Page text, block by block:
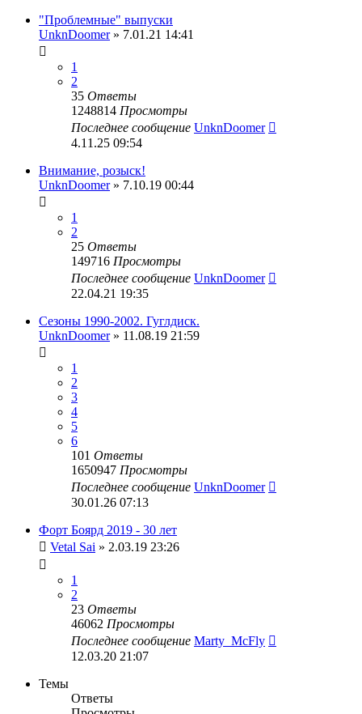
"Проблемные" выпуски
UnknDoomer» 7.01.21 14:41
1
2
35 Ответы
1248814 Просмотры
Последнее сообщение UnknDoomer
4.11.25 09:54
Внимание, розыск!
UnknDoomer» 7.10.19 00:44
1
2
25 Ответы
149716 Просмотры
Последнее сообщение UnknDoomer
22.04.21 19:35
Сезоны 1990-2002. Гуглдиск.
UnknDoomer» 11.08.19 21:59
1
2
3
4
5
6
101 Ответы
1650947 Просмотры
Последнее сообщение UnknDoomer
30.01.26 07:13
Форт Боярд 2019 - 30 лет
Vetal Sai » 2.03.19 23:26
1
2
23 Ответы
46062 Просмотры
Последнее сообщение Marty_McFly
12.03.20 21:07
Темы
Ответы